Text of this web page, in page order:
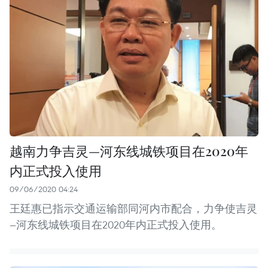
越南力争吉灵—河东线城铁项目在2020年
内正式投入使用
09/06/2020 04:24
王廷惠已指示交通运输部同河内市配合，力争使吉灵
—河东线城铁项目在2020年内正式投入使用。